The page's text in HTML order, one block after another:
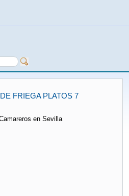
FRIEGA PLATOS 7
en Sevilla